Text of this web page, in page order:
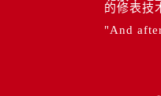
的修表技
"And